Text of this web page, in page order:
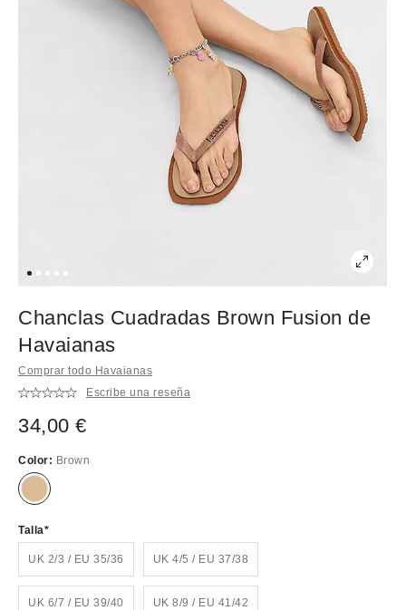
Chanclas Cuadradas Brown Fusion de
Havaianas
Comprar todo Havaianas
Escribe una reseña
34,00 €
Color: Brown
Talla
UK 2/3 / EU 35/36 UK 4/5 / EU 37/38
UK 6/7 / EU 39/40 UK 8/9 / EU 41/42